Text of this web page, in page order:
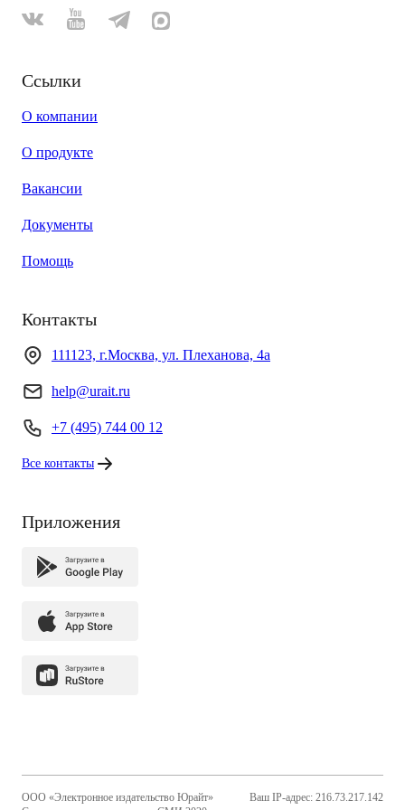
Ссылки
О компании
О продукте
Вакансии
Документы
Помощь
Контакты
111123, г.Москва, ул. Плеханова, 4а
help@urait.ru
+7 (495) 744 00 12
Все контакты
Приложения
ООО «Электронное издательство Юрайт»
Ваш IP-адрес: 216.73.217.142